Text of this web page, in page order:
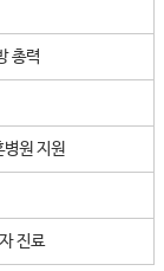
총력
원 지원
진료